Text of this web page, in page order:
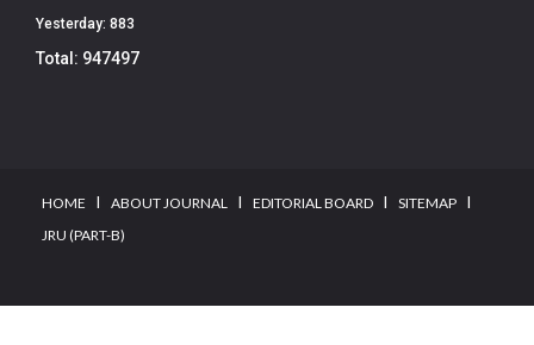
Yesterday: 883
Total: 947497
HOME I ABOUT JOURNAL I EDITORIAL BOARD I SITEMAP I
JRU (PART-B)